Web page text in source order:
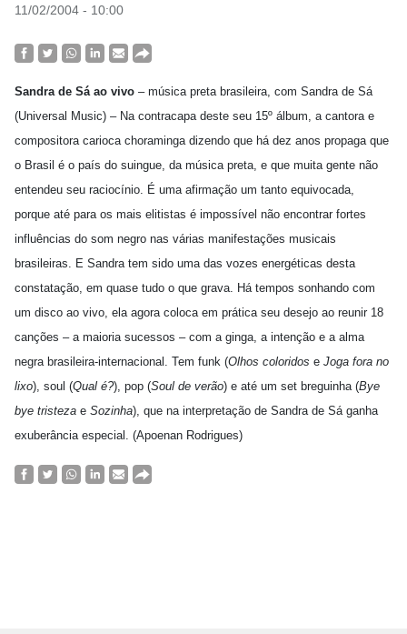
11/02/2004 - 10:00
Sandra de Sá ao vivo – música preta brasileira, com Sandra de Sá
(Universal Music) – Na contracapa deste seu 15º álbum, a cantora e
compositora carioca choraminga dizendo que há dez anos propaga que
o Brasil é o país do suingue, da música preta, e que muita gente não
entendeu seu raciocínio. É uma afirmação um tanto equivocada,
porque até para os mais elitistas é impossível não encontrar fortes
influências do som negro nas várias manifestações musicais
brasileiras. E Sandra tem sido uma das vozes energéticas desta
constatação, em quase tudo o que grava. Há tempos sonhando com
um disco ao vivo, ela agora coloca em prática seu desejo ao reunir 18
canções – a maioria sucessos – com a ginga, a intenção e a alma
negra brasileira-internacional. Tem funk (Olhos coloridos e Joga fora no
lixo), soul (Qual é?), pop (Soul de verão) e até um set breguinha (Bye
bye tristeza e Sozinha), que na interpretação de Sandra de Sá ganha
exuberância especial. (Apoenan Rodrigues)